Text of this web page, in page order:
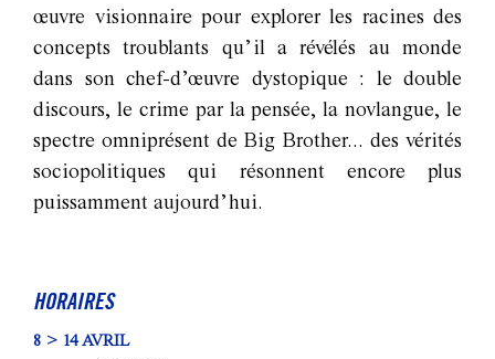
œuvre visionnaire pour explorer les racines des
concepts troublants qu’il a révélés au monde
dans son chef-d’œuvre dystopique : le double
discours, le crime par la pensée, la novlangue, le
spectre omniprésent de Big Brother... des vérités
sociopolitiques qui résonnent encore plus
puissamment aujourd’hui.
HORAIRES
8 > 14 AVRIL